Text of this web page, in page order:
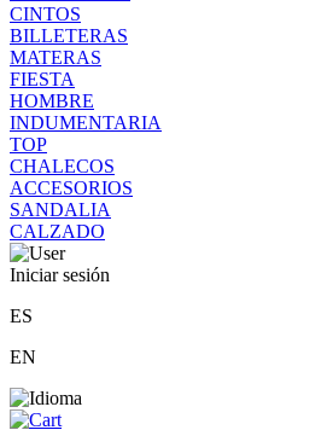
CINTOS
BILLETERAS
MATERAS
FIESTA
HOMBRE
INDUMENTARIA
TOP
CHALECOS
ACCESORIOS
SANDALIA
CALZADO
Iniciar sesión
ES
EN